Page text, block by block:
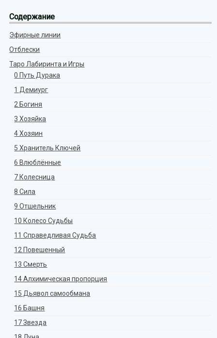
Содержание
Эфирные линии
Отблески
Таро Лабиринта и Игры
0 Путь Дурака
1 Демиург
2 Богиня
3 Хозяйка
4 Хозяин
5 Хранитель Ключей
6 Влюблённые
7 Колесница
8 Сила
9 Отшельник
10 Колесо Судьбы
11 Справедливая Судьба
12 Повешенный
13 Смерть
14 Алхимическая пропорция
15 Дьявол самообмана
16 Башня
17 Звезда